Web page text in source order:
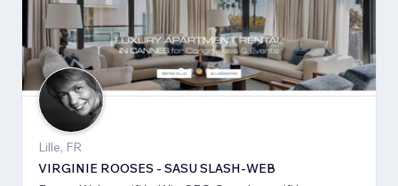
Lille, FR
VIRGINIE ROOSES - SASU SLASH-WEB